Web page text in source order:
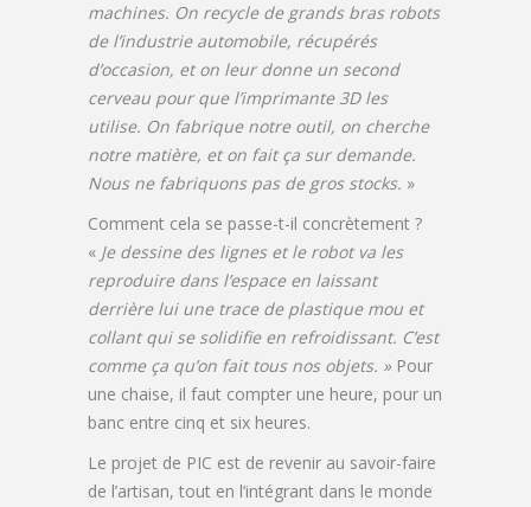
machines. On recycle de grands bras robots
de l’industrie automobile, récupérés
d’occasion, et on leur donne un second
cerveau pour que l’imprimante 3D les
utilise. On fabrique notre outil, on cherche
notre matière, et on fait ça sur demande.
Nous ne fabriquons pas de gros stocks. »
Comment cela se passe-t-il concrètement ?
« Je dessine des lignes et le robot va les
reproduire dans l’espace en laissant
derrière lui une trace de plastique mou et
collant qui se solidifie en refroidissant. C’est
comme ça qu’on fait tous nos objets. » Pour
une chaise, il faut compter une heure, pour un
banc entre cinq et six heures.
Le projet de PIC est de revenir au savoir-faire
de l’artisan, tout en l’intégrant dans le monde